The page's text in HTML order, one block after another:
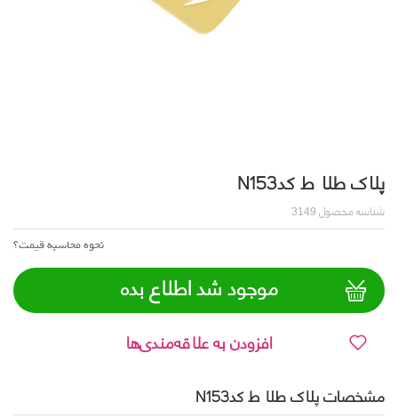
پلاک طلا ط کدN153
شناسه محصول
نحوه محاسبه قیمت؟
موجود شد اطلاع بده
افزودن به علاقه‌مندی‌ها
مشخصات پلاک طلا ط کدN153